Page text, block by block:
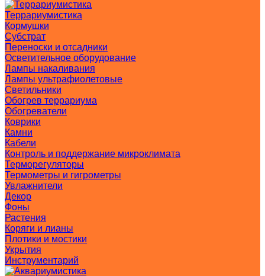
Террариумистика
Кормушки
Субстрат
Переноски и отсадники
Осветительное оборудование
Лампы накаливания
Лампы ультрафиолетовые
Светильники
Обогрев террариума
Обогреватели
Коврики
Камни
Кабели
Контроль и поддержание микроклимата
Терморегуляторы
Термометры и гигрометры
Увлажнители
Декор
Фоны
Растения
Коряги и лианы
Плотики и мостики
Укрытия
Инструментарий